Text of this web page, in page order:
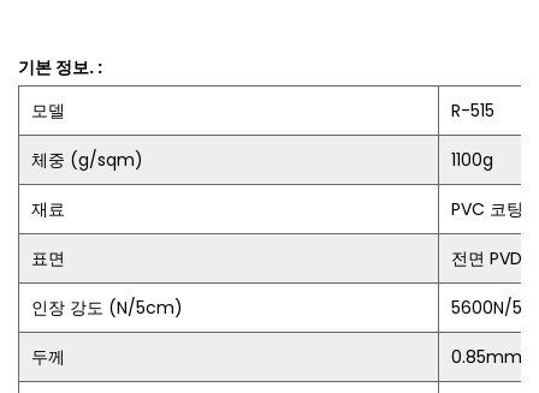
기본 정보. :
모델
R-515
체중 (g/sqm) 1100g
재료 PVC 코팅
표면 전면 PVDF
인장 강도 (N/5cm) 5600N/
두께 0.85mm